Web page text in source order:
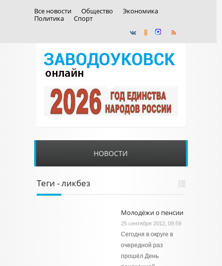
Все новости Общество
Экономика
Политика
Спорт
НОВОСТИ
Теги - ликбез
Молодёжи о пенсии
25 сентября 2012, 09:59
Сегодня в округе в
очередной раз
прошёл День